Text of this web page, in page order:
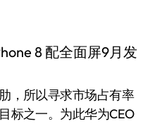
，所以寻求市场占有率
标之一。为此华为CEO